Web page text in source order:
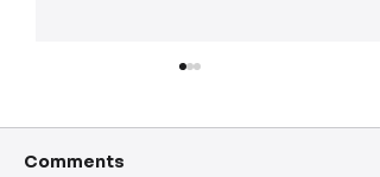
Comments